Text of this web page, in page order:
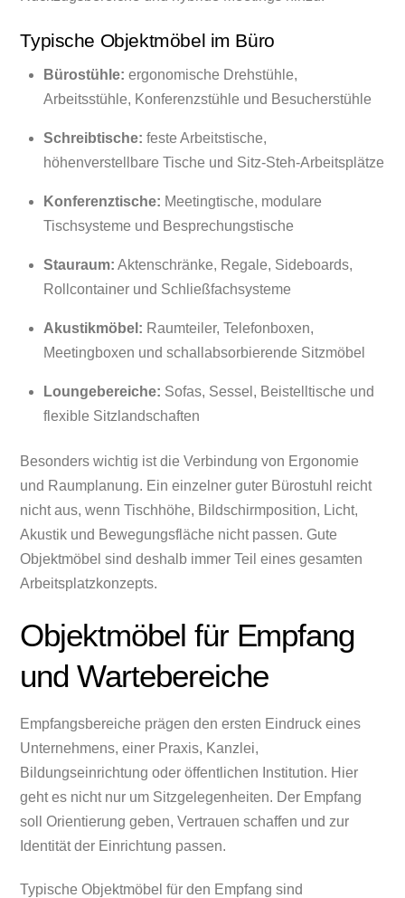
Typische Objektmöbel im Büro
Bürostühle: ergonomische Drehstühle,
Arbeitsstühle, Konferenzstühle und Besucherstühle
Schreibtische: feste Arbeitstische,
höhenverstellbare Tische und Sitz-Steh-Arbeitsplätze
Konferenztische: Meetingtische, modulare
Tischsysteme und Besprechungstische
Stauraum: Aktenschränke, Regale, Sideboards,
Rollcontainer und Schließfachsysteme
Akustikmöbel: Raumteiler, Telefonboxen,
Meetingboxen und schallabsorbierende Sitzmöbel
Loungebereiche: Sofas, Sessel, Beistelltische und
flexible Sitzlandschaften
Besonders wichtig ist die Verbindung von Ergonomie
und Raumplanung. Ein einzelner guter Bürostuhl reicht
nicht aus, wenn Tischhöhe, Bildschirmposition, Licht,
Akustik und Bewegungsfläche nicht passen. Gute
Objektmöbel sind deshalb immer Teil eines gesamten
Arbeitsplatzkonzepts.
Objektmöbel für Empfang
und Wartebereiche
Empfangsbereiche prägen den ersten Eindruck eines
Unternehmens, einer Praxis, Kanzlei,
Bildungseinrichtung oder öffentlichen Institution. Hier
geht es nicht nur um Sitzgelegenheiten. Der Empfang
soll Orientierung geben, Vertrauen schaffen und zur
Identität der Einrichtung passen.
Typische Objektmöbel für den Empfang sind